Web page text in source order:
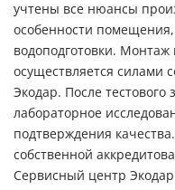
учтены все нюансы
особенности помещения,
водоподготовки. Монтаж
осуществляется силами
Экодар. После тестового
лабораторное
подтверждения
собственной
Сервисный центр Экодар